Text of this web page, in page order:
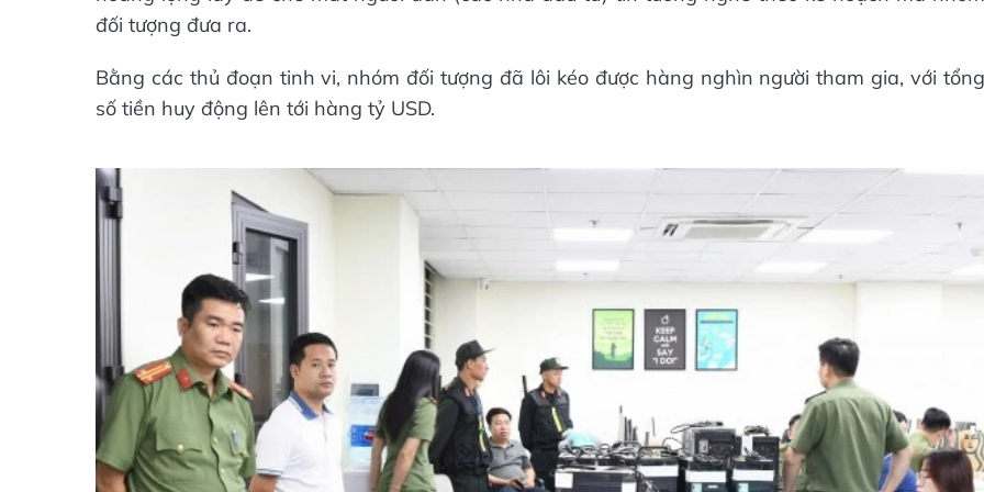
đối tượng đưa ra.
Bằng các thủ đoạn tinh vi, nhóm đối tượng đã lôi kéo được hàng nghìn người tham gia, với tổng
số tiền huy động lên tới hàng tỷ USD.